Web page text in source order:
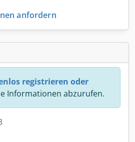
anfordern
registrieren oder
Informationen abzurufen.